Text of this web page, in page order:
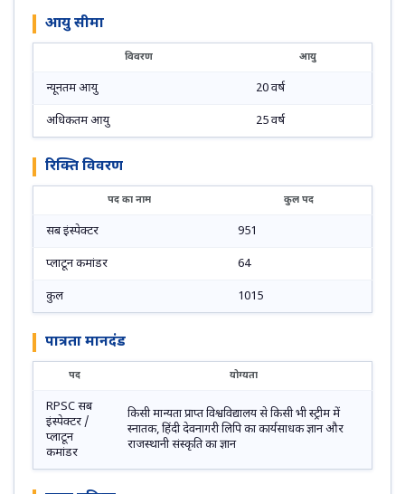
आयु सीमा
विवरण आयु
न्यूनतम आयु 20 वर्ष
अधिकतम आयु 25 वर्ष
रिक्ति विवरण
पद का नाम कुल पद
सब इंस्पेक्टर 951
प्लाटून कमांडर 64
कुल 1015
पात्रता मानदंड
पद योग्यता
RPSC सब
इंस्पेक्टर /
प्लाटून
कमांडर
किसी मान्यता प्राप्त विश्वविद्यालय से किसी भी स्ट्रीम में
स्नातक, हिंदी देवनागरी लिपि का कार्यसाधक ज्ञान और
राजस्थानी संस्कृति का ज्ञान